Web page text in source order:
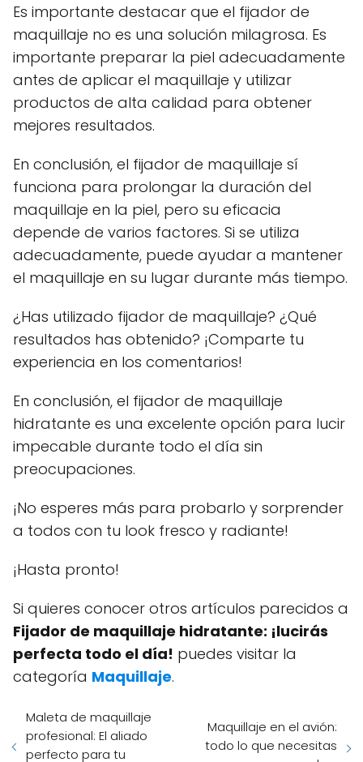
Es importante destacar que el fijador de
maquillaje no es una solución milagrosa. Es
importante preparar la piel adecuadamente
antes de aplicar el maquillaje y utilizar
productos de alta calidad para obtener
mejores resultados.
En conclusión, el fijador de maquillaje sí
funciona para prolongar la duración del
maquillaje en la piel, pero su eficacia
depende de varios factores. Si se utiliza
adecuadamente, puede ayudar a mantener
el maquillaje en su lugar durante más tiempo.
¿Has utilizado fijador de maquillaje? ¿Qué
resultados has obtenido? ¡Comparte tu
experiencia en los comentarios!
En conclusión, el fijador de maquillaje
hidratante es una excelente opción para lucir
impecable durante todo el día sin
preocupaciones.
¡No esperes más para probarlo y sorprender
a todos con tu look fresco y radiante!
¡Hasta pronto!
Si quieres conocer otros artículos parecidos a
Fijador de maquillaje hidratante: ¡lucirás
perfecta todo el día! puedes visitar la
categoría Maquillaje.
Maleta de maquillaje
profesional: El aliado
perfecto para tu
Maquillaje en el avión:
todo lo que necesitas